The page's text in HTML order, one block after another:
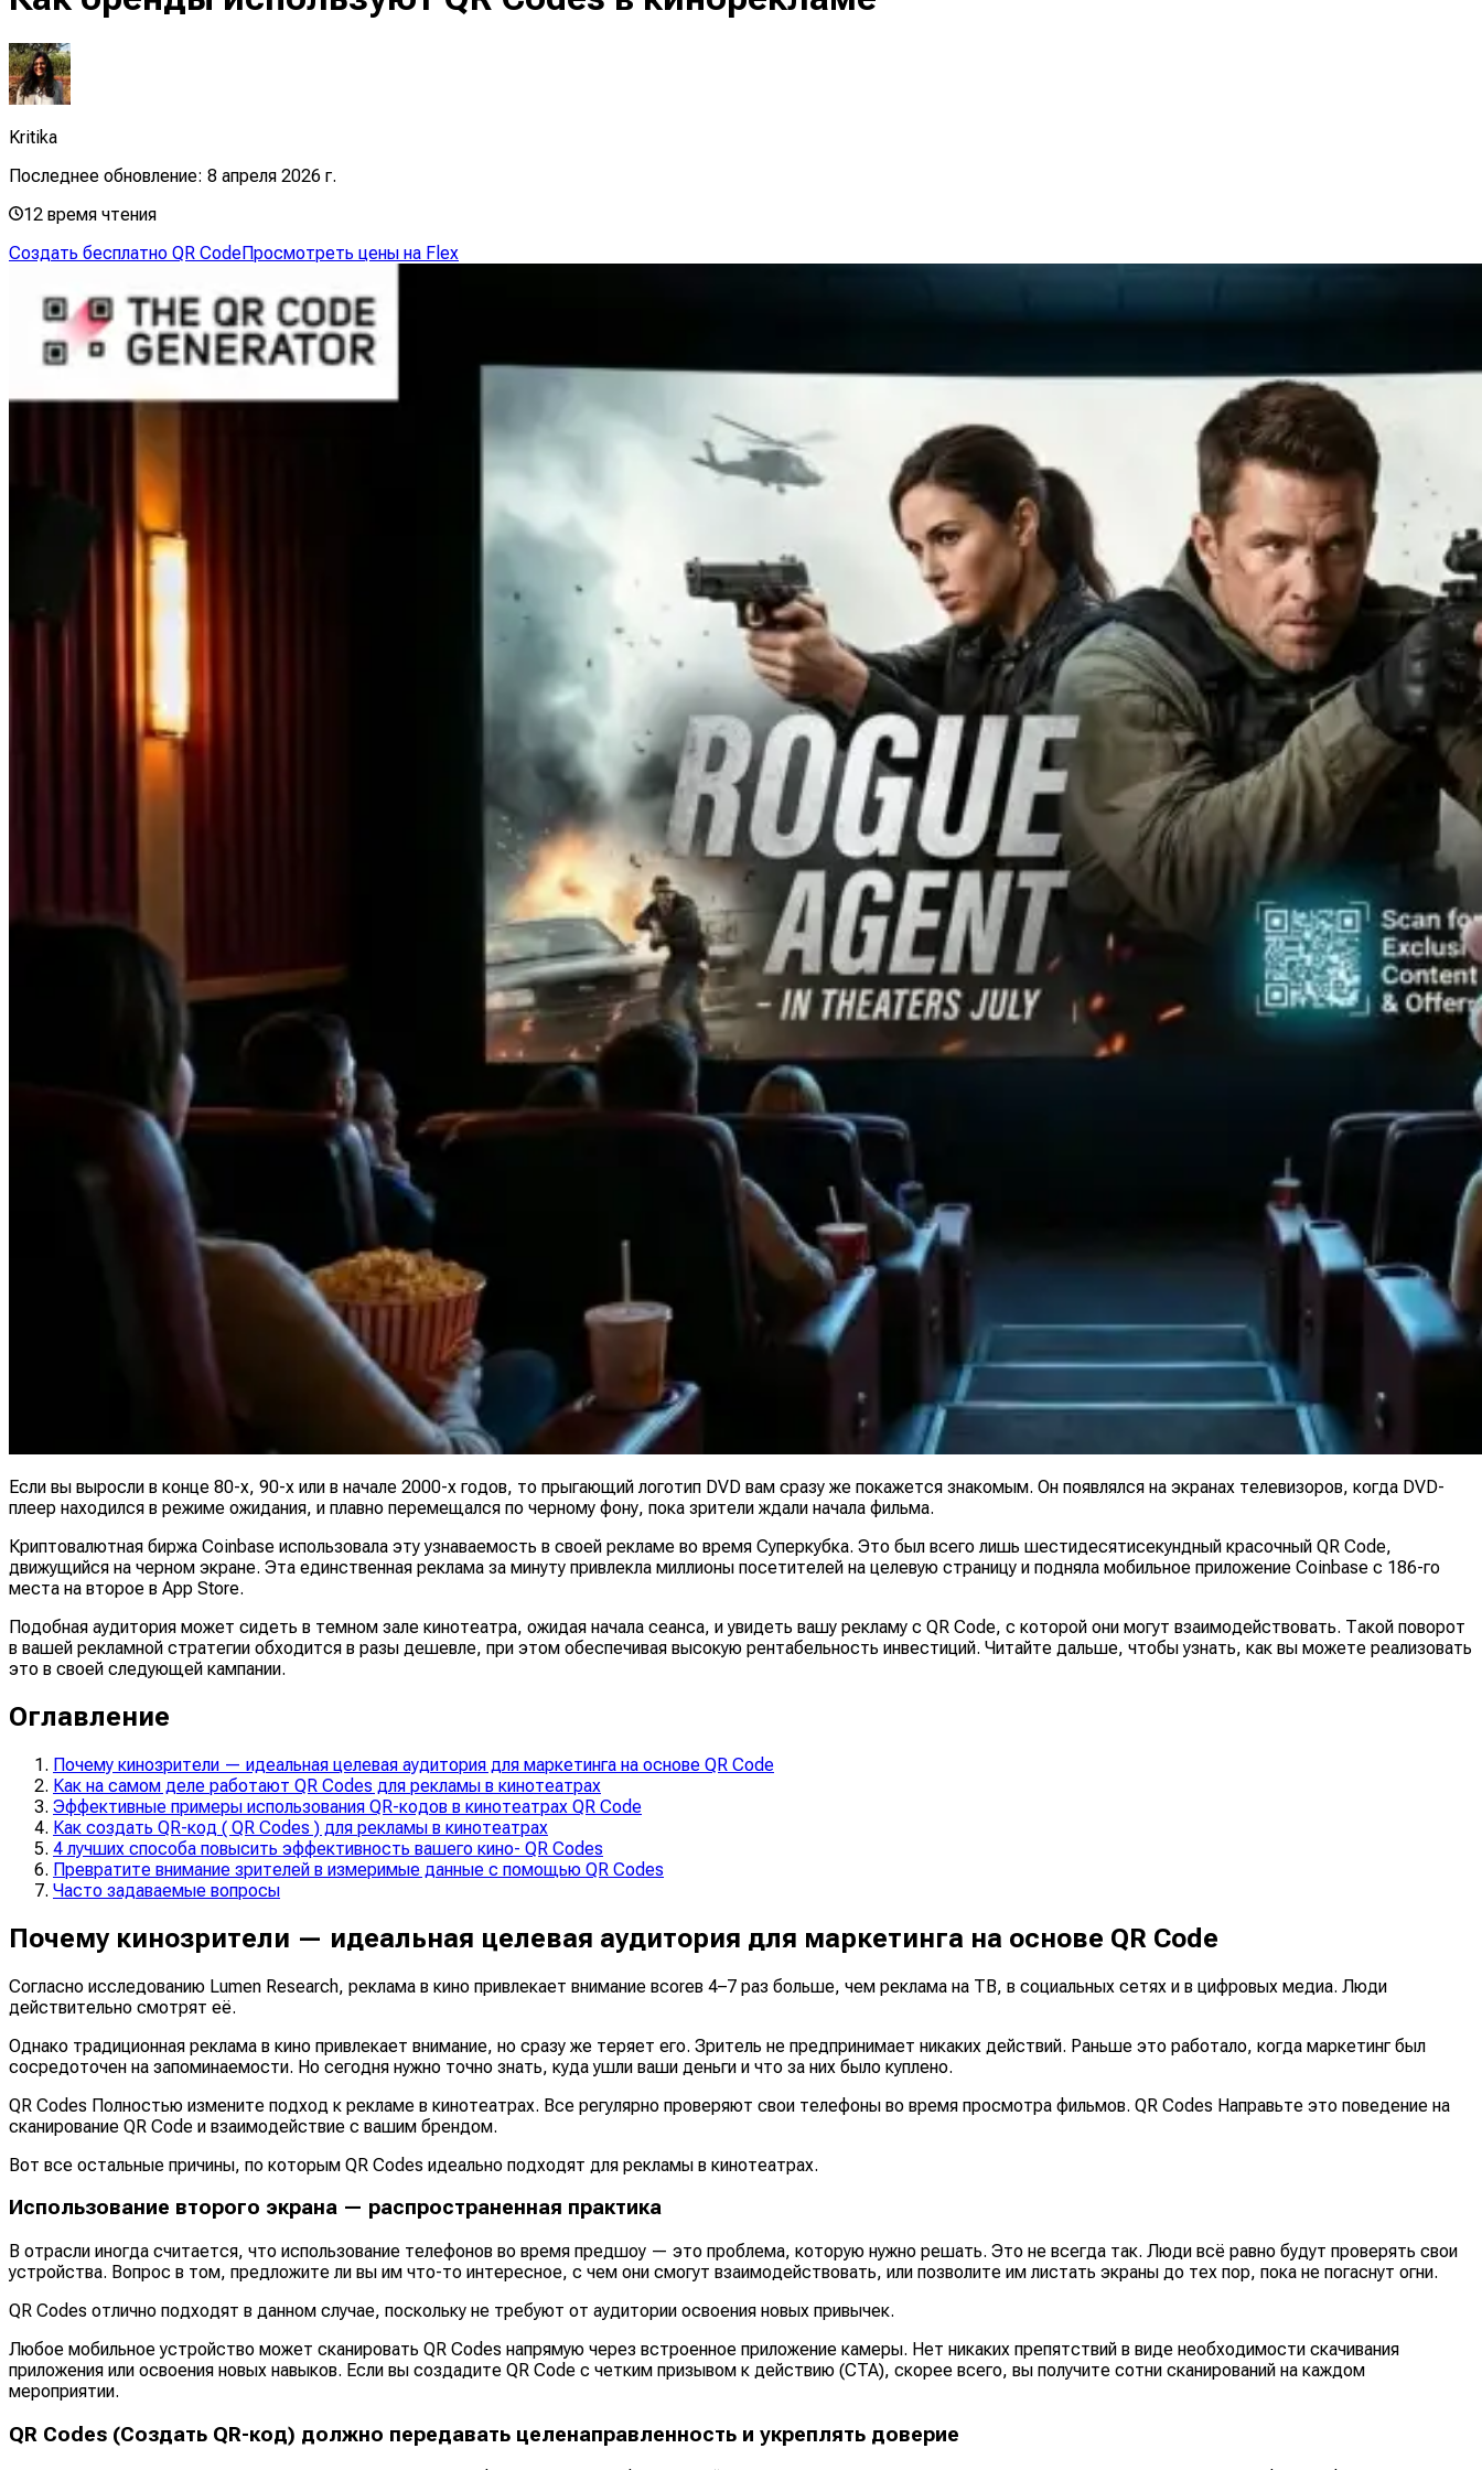
Kritika
Последнее обновление: 8 апреля 2026 г.
12 время чтения
Создать бесплатно QR CodeПросмотреть цены на Flex
Если вы выросли в конце 80-х, 90-х или в начале 2000-х годов, то прыгающий логотип DVD вам сразу же покажется знакомым. Он появлялся на экранах телевизоров, когда DVD-
плеер находился в режиме ожидания, и плавно перемещался по черному фону, пока зрители ждали начала фильма.
Криптовалютная биржа Coinbase использовала эту узнаваемость в своей рекламе во время Суперкубка. Это был всего лишь шестидесятисекундный красочный QR Code,
движущийся на черном экране. Эта единственная реклама за минуту привлекла миллионы посетителей на целевую страницу и подняла мобильное приложение Coinbase с 186-го
места на второе в App Store.
Подобная аудитория может сидеть в темном зале кинотеатра, ожидая начала сеанса, и увидеть вашу рекламу с QR Code, с которой они могут взаимодействовать. Такой поворот
в вашей рекламной стратегии обходится в разы дешевле, при этом обеспечивая высокую рентабельность инвестиций. Читайте дальше, чтобы узнать, как вы можете реализовать
это в своей следующей кампании.
Оглавление
Почему кинозрители — идеальная целевая аудитория для маркетинга на основе QR Code
Как на самом деле работают QR Codes для рекламы в кинотеатрах
Эффективные примеры использования QR-кодов в кинотеатрах QR Code
Как создать QR-код ( QR Codes ) для рекламы в кинотеатрах
4 лучших способа повысить эффективность вашего кино- QR Codes
Превратите внимание зрителей в измеримые данные с помощью QR Codes
Часто задаваемые вопросы
Почему кинозрители — идеальная целевая аудитория для маркетинга на основе QR Code
Согласно исследованию Lumen Research, реклама в кино привлекает внимание вcoreв 4–7 раз больше, чем реклама на ТВ, в социальных сетях и в цифровых медиа. Люди
действительно смотрят её.
Однако традиционная реклама в кино привлекает внимание, но сразу же теряет его. Зритель не предпринимает никаких действий. Раньше это работало, когда маркетинг был
сосредоточен на запоминаемости. Но сегодня нужно точно знать, куда ушли ваши деньги и что за них было куплено.
QR Codes Полностью измените подход к рекламе в кинотеатрах. Все регулярно проверяют свои телефоны во время просмотра фильмов. QR Codes Направьте это поведение на
сканирование QR Code и взаимодействие с вашим брендом.
Вот все остальные причины, по которым QR Codes идеально подходят для рекламы в кинотеатрах.
Использование второго экрана — распространенная практика
В отрасли иногда считается, что использование телефонов во время предшоу — это проблема, которую нужно решать. Это не всегда так. Люди всё равно будут проверять свои
устройства. Вопрос в том, предложите ли вы им что-то интересное, с чем они смогут взаимодействовать, или позволите им листать экраны до тех пор, пока не погаснут огни.
QR Codes отлично подходят в данном случае, поскольку не требуют от аудитории освоения новых привычек.
Любое мобильное устройство может сканировать QR Codes напрямую через встроенное приложение камеры. Нет никаких препятствий в виде необходимости скачивания
приложения или освоения новых навыков. Если вы создадите QR Code с четким призывом к действию (CTA), скорее всего, вы получите сотни сканирований на каждом
мероприятии.
QR Codes (Создать QR-код) должно передавать целенаправленность и укреплять доверие